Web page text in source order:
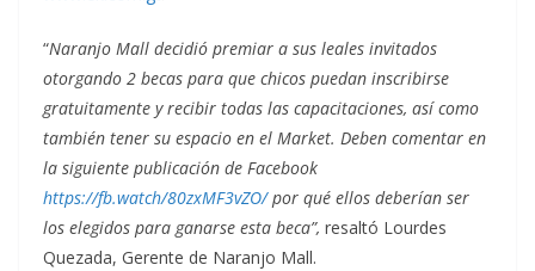
“Naranjo Mall decidió premiar a sus leales invitados
otorgando 2 becas para que chicos puedan inscribirse
gratuitamente y recibir todas las capacitaciones, así como
también tener su espacio en el Market. Deben comentar en
la siguiente publicación de Facebook
https://fb.watch/80zxMF3vZO/ por qué ellos deberían ser
los elegidos para ganarse esta beca”, resaltó Lourdes
Quezada, Gerente de Naranjo Mall.